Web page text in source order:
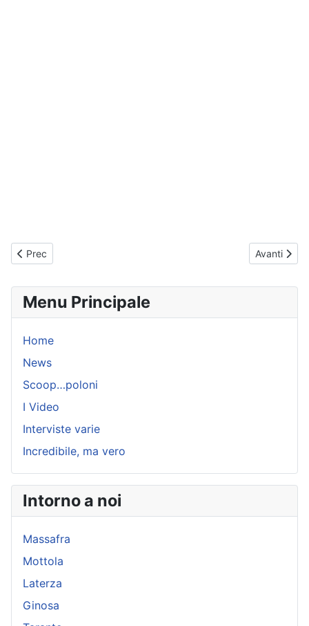
Articolo precedente: Poesie di V. Favale
Prec Articolo
Avanti
Menu Principale
Home
News
Scoop…poloni
I Video
Interviste varie
Incredibile, ma vero
Intorno a noi
Massafra
Mottola
Laterza
Ginosa